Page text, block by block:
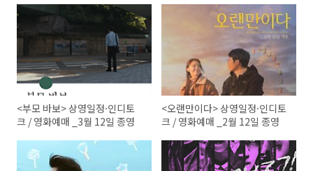
<부모 바보> 상영일정·인디토
크 / 영화예매 _3월 12일 종영
<오랜만이다> 상영일정·인디토
크 / 영화예매 _2월 12일 종영